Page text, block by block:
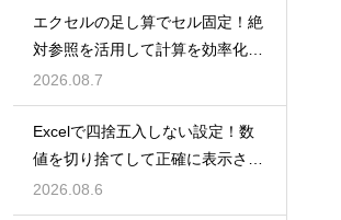
エクセルの足し算でセル固定！絶
対参照を活用して計算を効率化し
よう
2026.08.7
Excelで四捨五入しない設定！数
値を切り捨てして正確に表示させ
るコツ
2026.08.6